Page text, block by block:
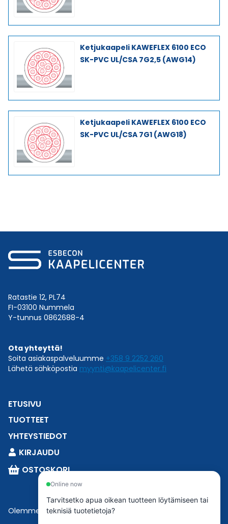
Ketjukaapeli KAWEFLEX 6100 ECO
SK-PVC UL/CSA 7G2,5 (AWG14)
Ketjukaapeli KAWEFLEX 6100 ECO
SK-PVC UL/CSA 7G1 (AWG18)
Ratastie 12, PL74
FI-03100 Nummela
Y-tunnus 0862688-4
Ota yhteyttä!
Soita asiakaspalveluumme +358 9 2252 260
Lähetä sähköpostia myynti@kaapelicenter.fi
ETUSIVU
TUOTTEET
YHTEYSTIEDOT
KIRJAUDU
OSTOSKORI
Olemme osaEsbeconia.
Online now
Tarvitsetko apua oikean tuotteen löytämiseen tai
teknisiä tuotetietoja?